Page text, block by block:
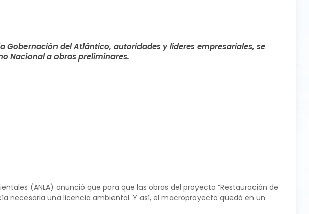
Gobernación del Atlántico, autoridades y líderes empresariales, se
Nacional a obras preliminares.
(ANLA) anunció que para que las obras del proyecto “Restauración de
necesaria una licencia ambiental. Y así, el macroproyecto quedó en un